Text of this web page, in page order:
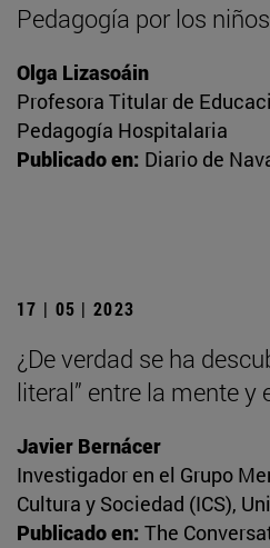
Pedagogía por los
Olga Lizasoáin
Profesora Titular de
Pedagogía Hospitalaria
Publicado en: Diario de
17 | 05 | 2023
¿De verdad se ha
literal” entre la mente y
Javier Bernácer
Investigador en el Grupo
Cultura y Sociedad (ICS),
Publicado en: The